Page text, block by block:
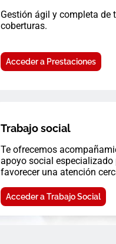
Gestión ágil y completa de
coberturas.
Acceder a Prestaciones
Trabajo social
Te ofrecemos
apoyo social especializado
favorecer una atención
Acceder a Trabajo Social